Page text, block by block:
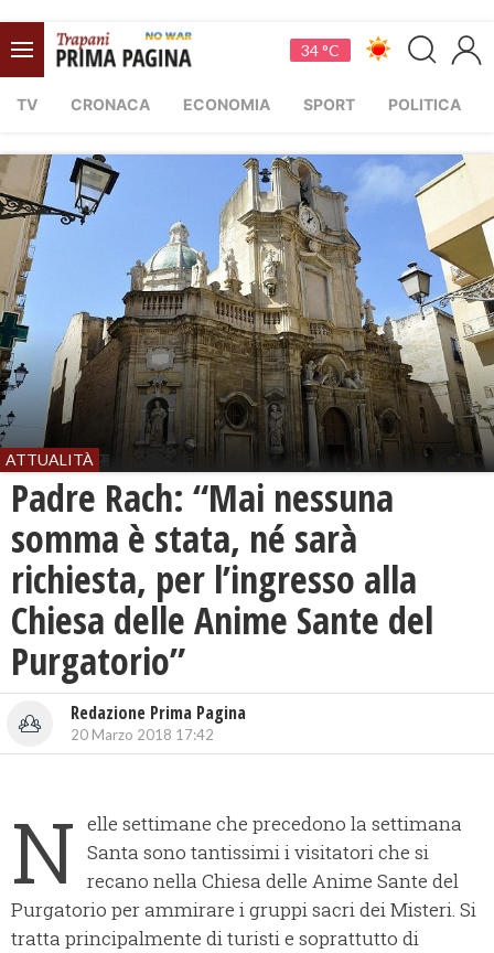
34 °C
TV CRONACA ECONOMIA SPORT POLITICA
ATTUALITÀ
Padre Rach: “Mai nessuna
somma è stata, né sarà
richiesta, per l’ingresso alla
Chiesa delle Anime Sante del
Purgatorio”
Redazione Prima Pagina
20 Marzo 2018 17:42
N elle settimane che precedono la settimana
Santa sono tantissimi i visitatori che si
recano nella Chiesa delle Anime Sante del
Purgatorio per ammirare i gruppi sacri dei Misteri. Si
tratta principalmente di turisti e soprattutto di